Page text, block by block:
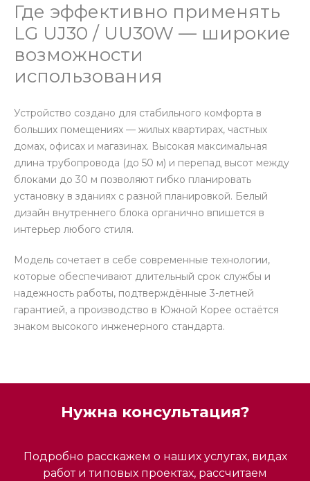
Где эффективно применять
LG UJ30 / UU30W — широкие
возможности
использования
Устройство создано для стабильного комфорта в
больших помещениях — жилых квартирах, частных
домах, офисах и магазинах. Высокая максимальная
длина трубопровода (до 50 м) и перепад высот между
блоками до 30 м позволяют гибко планировать
установку в зданиях с разной планировкой. Белый
дизайн внутреннего блока органично впишется в
интерьер любого стиля.
Модель сочетает в себе современные технологии,
которые обеспечивают длительный срок службы и
надежность работы, подтверждённые 3-летней
гарантией, а производство в Южной Корее остаётся
знаком высокого инженерного стандарта.
Нужна консультация?
Подробно расскажем о наших услугах, видах
работ и типовых проектах, рассчитаем